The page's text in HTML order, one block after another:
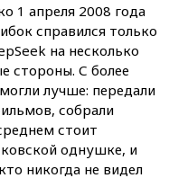
1 апреля 2008 года
справился только
на несколько
стороны. С более
лучше: передали
собрали
стоит
однушке, и
никогда не видел